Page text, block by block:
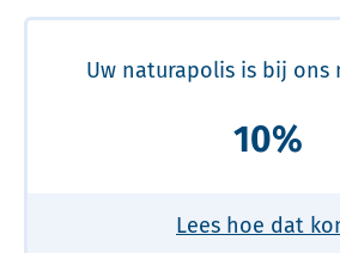
Uw naturapolis is bij ons
10%
Lees hoe dat